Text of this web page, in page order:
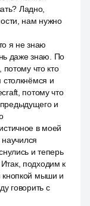
Ладно,
нам нужно
я не знаю
даже знаю. По
что кто
и
потому что
и
в моей
и теперь
подходим к
кнопкой мыши и
говорить с